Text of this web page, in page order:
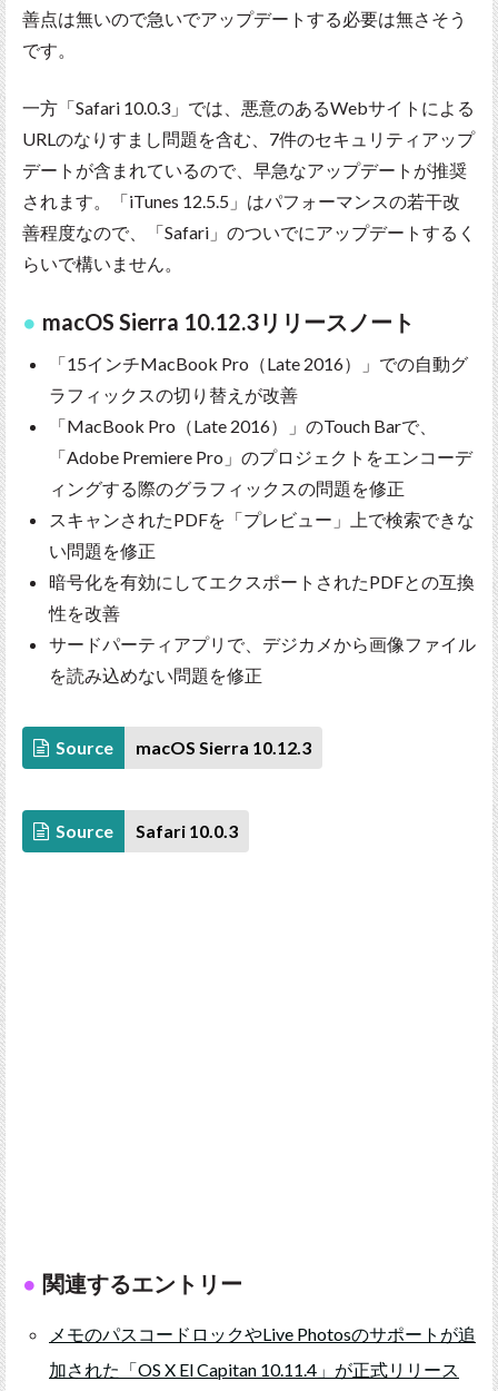
善点は無いので急いでアップデートする必要は無さそう
です。
一方「Safari 10.0.3」では、悪意のあるWebサイトによる
URLのなりすまし問題を含む、7件のセキュリティアップ
デートが含まれているので、早急なアップデートが推奨
されます。「iTunes 12.5.5」はパフォーマンスの若干改
善程度なので、「Safari」のついでにアップデートするく
らいで構いません。
macOS Sierra 10.12.3リリースノート
「15インチMacBook Pro（Late 2016）」での自動グ
ラフィックスの切り替えが改善
「MacBook Pro（Late 2016）」のTouch Barで、
「Adobe Premiere Pro」のプロジェクトをエンコーデ
ィングする際のグラフィックスの問題を修正
スキャンされたPDFを「プレビュー」上で検索できな
い問題を修正
暗号化を有効にしてエクスポートされたPDFとの互換
性を改善
サードパーティアプリで、デジカメから画像ファイル
を読み込めない問題を修正
Source macOS Sierra 10.12.3
Source Safari 10.0.3
関連するエントリー
メモのパスコードロックやLive Photosのサポートが追
加された「OS X El Capitan 10.11.4」が正式リリース